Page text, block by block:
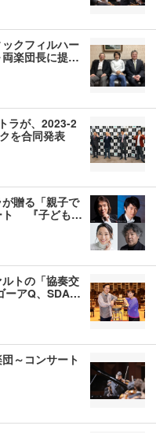
クフィルハー
両楽団長に提…
ラが、2023-2
を合同発表
贈る「親子で
ト 『子ども…
トの「協奏交
ーアQ、SDA…
～コンサート